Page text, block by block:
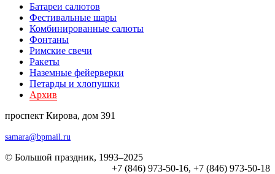
Батареи салютов
Фестивальные шары
Комбиниров­анные салюты
Фонтаны
Римские свечи
Ракеты
Наземные фейерверки
Петарды и хлопушки
Архив
проспект Кирова, дом 391
samara@bpmail.ru
© Большой праздник, 1993–2025
+7 (846) 973-50-16, +7 (846) 973-50-18